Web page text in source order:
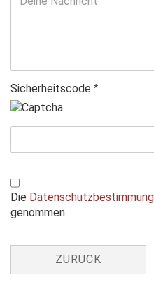
Sicherheitscode
Die
genommen.
ZURÜCK